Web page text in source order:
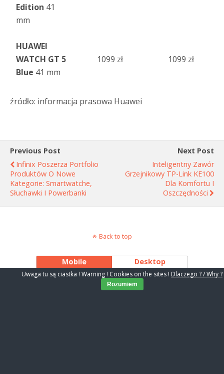
Edition 41
mm
HUAWEI
WATCH GT 5
Blue 41 mm
1099 zł 1099 zł
źródło: informacja prasowa Huawei
Previous Post
Infinix Poszerza Portfolio
Produktów O Nowe
Kategorie: Smartwatche,
Słuchawki I Powerbanki
Next Post
Inteligentny Zawór
Grzejnikowy TP-Link KE100
Dla Komfortu I
Oszczędności
Back to top
Mobile Desktop
Uwaga tu są ciastka ! Warning ! Cookies on the sites ! Dlaczego ? / Why ?
Rozumiem